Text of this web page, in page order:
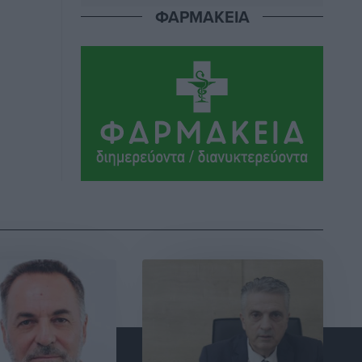
ΣΕΓΑΣ: Πιστώθηκαν τα έξοδα
πριν 3 ώρες
Ευρωπαϊκό Πρωτάθλημα Στίβου: Πότε
αγωνίζονται η Μαγκούλια, η
Σπανουδάκη και ο Κριτούλης
Διαγόρας: Ανανέωσε ο Μιχάλης
πριν 4 ώρες
ΦΑΡΜΑΚΕΙΑ